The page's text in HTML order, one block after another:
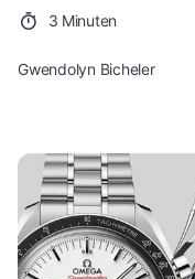
3 Minuten
Gwendolyn Bicheler